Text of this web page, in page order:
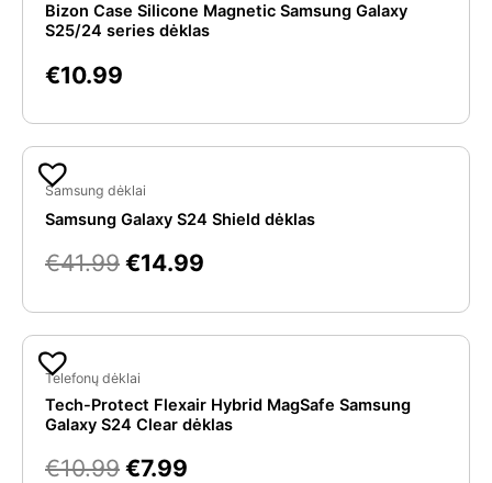
Bizon Case Silicone Magnetic Samsung Galaxy
S25/24 series dėklas
€10.99
Samsung dėklai
Samsung Galaxy S24 Shield dėklas
€41.99
price
was:
€41.99.
€14.99
is:
Telefonų dėklai
Tech-Protect Flexair Hybrid MagSafe Samsung
Galaxy S24 Clear dėklas
€10.99
price
was:
€10.99.
€7.99
is:
€7.99.